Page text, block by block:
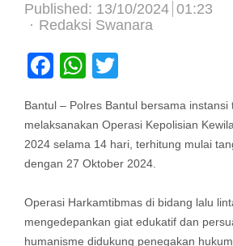
Published: 13/10/2024 01:23
Author
Redaksi Swanara
Facebook
WhatsApp
Bantul – Polres Bantul bersama instansi
melaksanakan Operasi Kepolisian
2024 selama 14 hari, terhitung mulai
dengan 27 Oktober 2024.
Operasi Harkamtibmas di bidang lalu
mengedepankan giat edukatif dan
humanisme didukung penegakan